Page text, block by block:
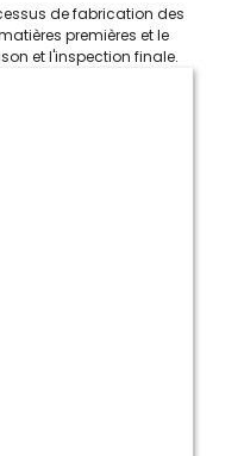
de fabrication des
premières et le
et l'inspection finale.